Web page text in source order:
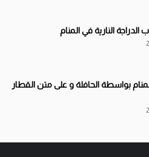
الدراجة النارية في المنام
بواسطة الحافلة و على متن القطار